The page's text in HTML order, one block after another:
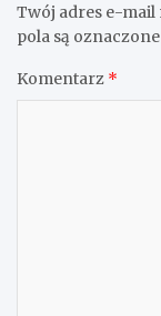
Twój adres e-
pola są oznaczone
Komentarz *